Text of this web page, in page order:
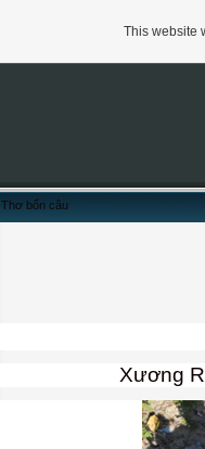
Thơ bốn câu
Xương
This website